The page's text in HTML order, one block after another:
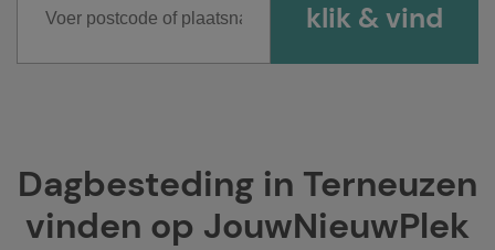
Dagbesteding in Terneuzen
vinden op JouwNieuwPlek